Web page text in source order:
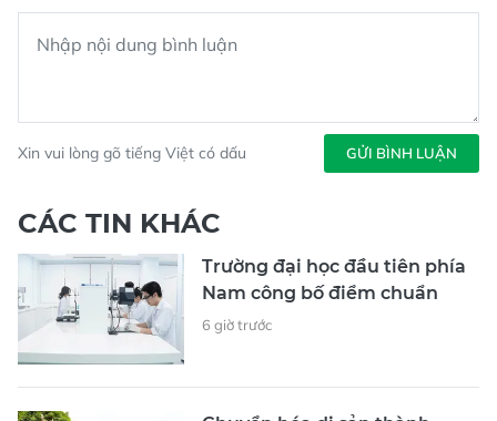
Xin vui lòng gõ tiếng Việt có dấu GỬI BÌNH LUẬN
CÁC TIN KHÁC
Trường đại học đầu tiên phía
Nam công bố điểm chuẩn
6 giờ trước